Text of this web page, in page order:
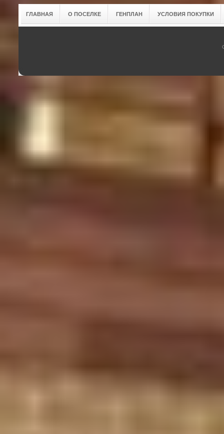
ГЛАВНАЯ О ПОСЕЛКЕ ГЕНПЛАН УСЛОВИЯ ПОКУПКИ